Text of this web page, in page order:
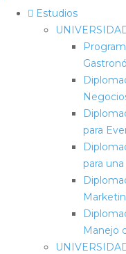
Estudios
para
para
Manejo